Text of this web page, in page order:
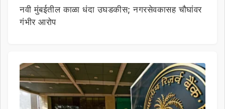
नवी मुंबईतील काळा धंदा उघडकीस; नगरसेवकासह चौघांवर
गंभीर आरोप